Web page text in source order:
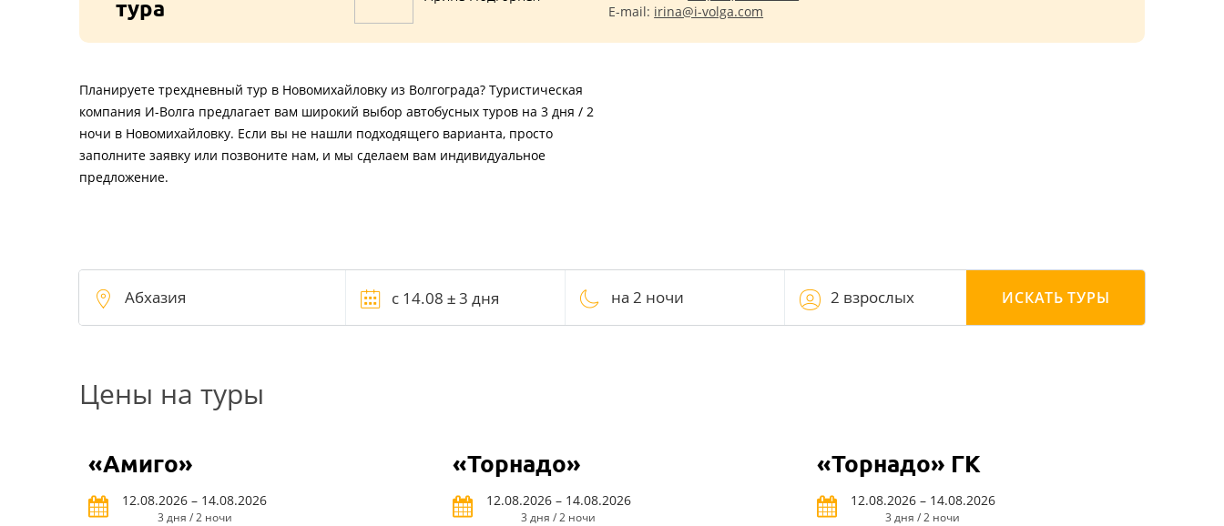
тура
E-mail: irina@i-volga.com
Планируете трехдневный тур в Новомихайловку из Волгограда? Туристическая
компания И-Волга предлагает вам широкий выбор автобусных туров на 3 дня / 2
ночи в Новомихайловку. Если вы не нашли подходящего варианта, просто
заполните заявку или позвоните нам, и мы сделаем вам индивидуальное
предложение.
на 2 ночи 2 взрослых ИСКАТЬ ТУРЫ
Цены на туры
«Амиго»
12.08.2026 – 14.08.2026
3 дня / 2 ночи
«Торнадо»
12.08.2026 – 14.08.2026
3 дня / 2 ночи
«Торнадо» ГК
12.08.2026 – 14.08.2026
3 дня / 2 ночи